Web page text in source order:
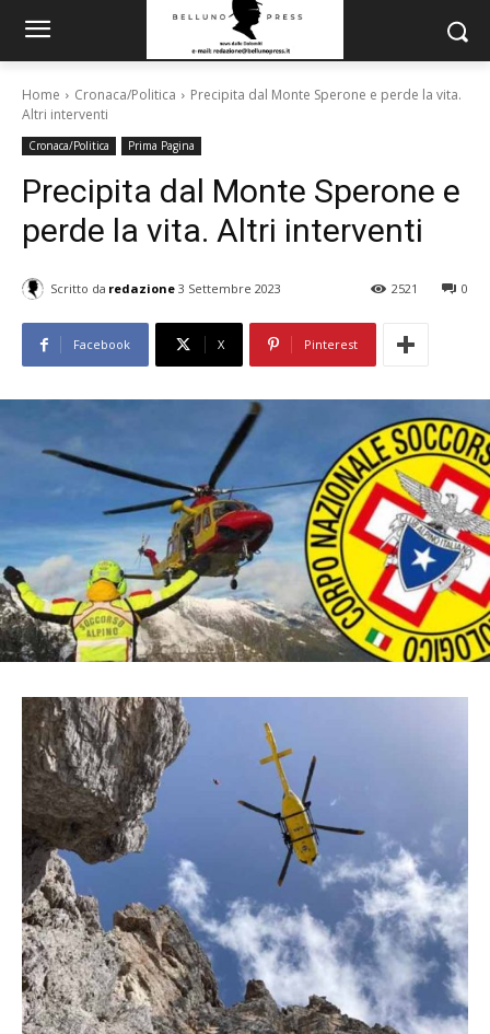
Home Cronaca/Politica
Precipita dal Monte Sperone e perde la vita.
Altri interventi
Cronaca/Politica Prima Pagina
Precipita dal Monte Sperone e
perde la vita. Altri interventi
Scritto da redazione 3 Settembre 2023 0
2521
Facebook X Pinterest